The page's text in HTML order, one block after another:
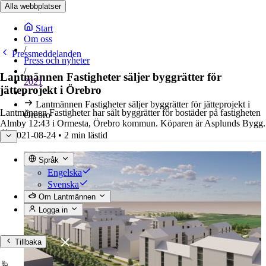
Alla webbplatser
Start
Om oss
/
Press och nyheter
/
2021
/
Lantmännen Fastigheter säljer byggrätter för jätteprojekt i
Örebro
Språk
Engelska
Svenska
Om Lantmännen
Logga in
Tillbaka
Pressmeddelanden
Lantmännen Fastigheter säljer byggrätter för
jätteprojekt i Örebro
Lantmännen Fastigheter har sålt byggrätter för bostäder på fastigheten
Almby 12:43 i Ormesta, Örebro kommun. Köparen är Asplunds Bygg.
2021-08-24 • 2 min lästid